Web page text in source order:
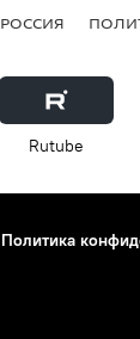
РОССИЯ
Rutube
Политика